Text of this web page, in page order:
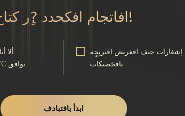
افاتجام افكحدد ?ٍر كتاح!
ألا.
توافق.
حنف افغرنض افترنٍجٍة
نافخصنكات
ابدأ بافتبادف